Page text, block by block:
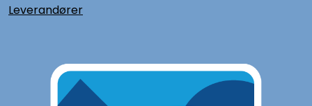
Leverandører